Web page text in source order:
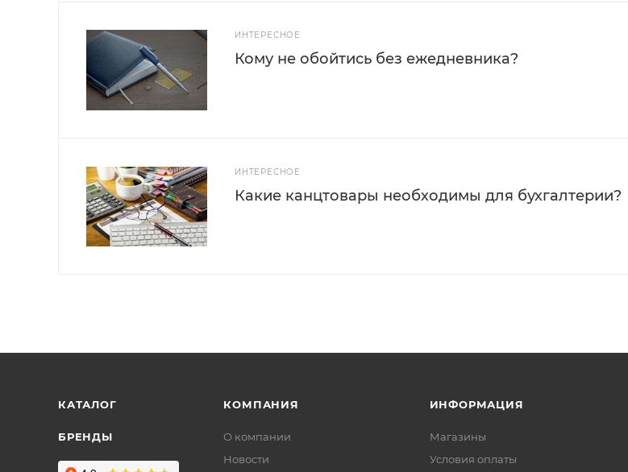
ИНТЕРЕСНОЕ
Кому не обойтись без ежедневника?
ИНТЕРЕСНОЕ
Какие канцтовары необходимы для бухгалтерии?
КАТАЛОГ
БРЕНДЫ
КОМПАНИЯ
О компании
Новости
ИНФОРМАЦИЯ
Магазины
Условия оплаты